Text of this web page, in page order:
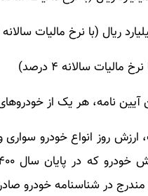
آیین نامه، هر یک از
روز انواع خودرو سواری
در شناسنامه خودرو